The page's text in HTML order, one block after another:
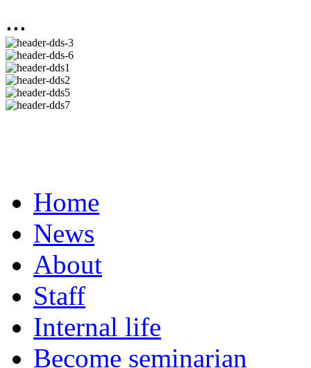
...
Home
News
About
Staff
Internal life
Become seminarian